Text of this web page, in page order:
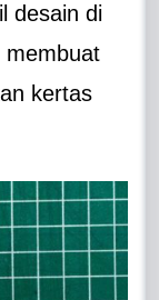
desain di
membuat
kertas